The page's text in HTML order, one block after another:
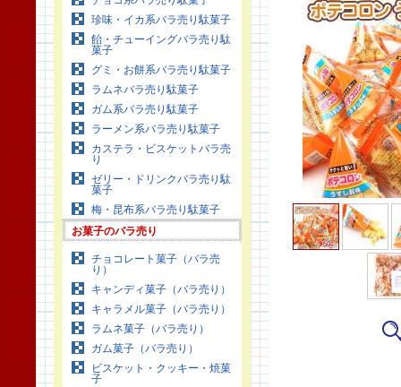
珍味・イカ系バラ売り駄菓子
飴・チューイングバラ売り駄
菓子
グミ・お餅系バラ売り駄菓子
ラムネバラ売り駄菓子
ガム系バラ売り駄菓子
ラーメン系バラ売り駄菓子
カステラ・ビスケットバラ売
り
ゼリー・ドリンクバラ売り駄
菓子
梅・昆布系バラ売り駄菓子
お菓子のバラ売り
チョコレート菓子（バラ売
り）
キャンディ菓子（バラ売り）
キャラメル菓子（バラ売り）
ラムネ菓子（バラ売り）
ガム菓子（バラ売り）
ビスケット・クッキー・焼菓
子